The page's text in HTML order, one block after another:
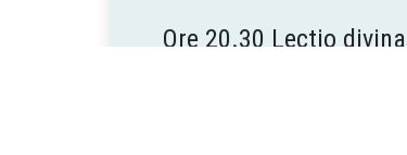
Ore 20.30 Lectio divina